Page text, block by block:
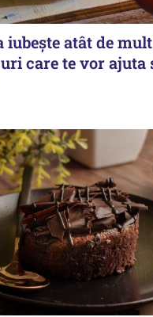
iubește atât de
care te vor ajuta